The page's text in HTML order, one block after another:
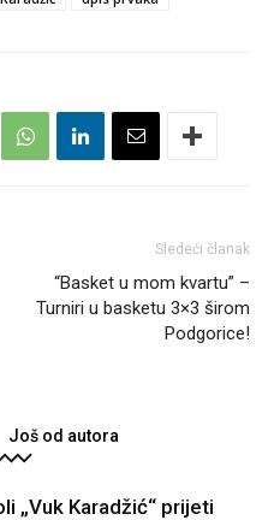
Sledeći članak
“Basket u mom kvartu” –
Turniri u basketu 3×3 širom
Podgorice!
Još od autora
„Vuk Karadžić“ prijeti